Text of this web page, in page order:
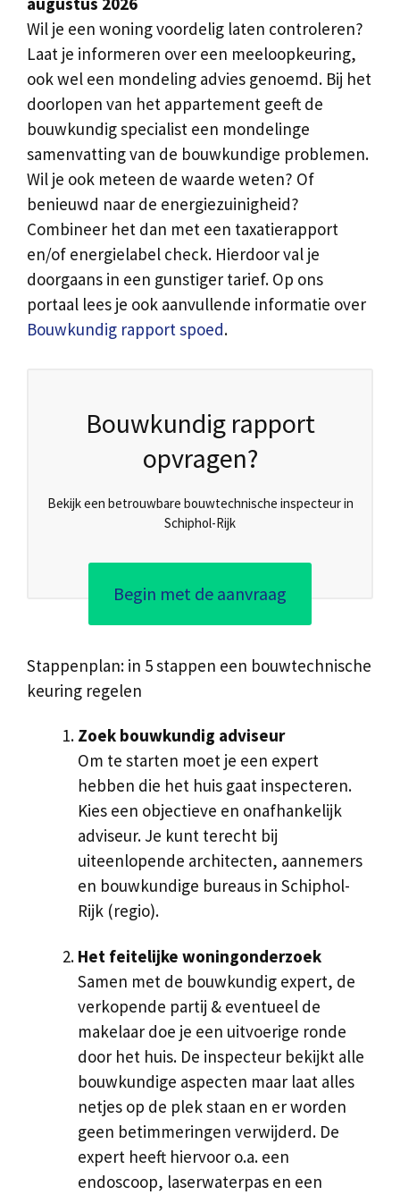
Wil je een woning voordelig laten controleren?
Laat je informeren over een meeloopkeuring,
ook wel een mondeling advies genoemd. Bij het
doorlopen van het appartement geeft de
bouwkundig specialist een mondelinge
samenvatting van de bouwkundige problemen.
Wil je ook meteen de waarde weten? Of
benieuwd naar de energiezuinigheid?
Combineer het dan met een taxatierapport
en/of energielabel check. Hierdoor val je
doorgaans in een gunstiger tarief. Op ons
portaal lees je ook aanvullende informatie over
Bouwkundig rapport spoed.
Bouwkundig rapport
opvragen?
Bekijk een betrouwbare bouwtechnische inspecteur in
Schiphol-Rijk
Begin met de aanvraag
Stappenplan: in 5 stappen een bouwtechnische
keuring regelen
Zoek bouwkundig adviseur
Om te starten moet je een expert
hebben die het huis gaat inspecteren.
Kies een objectieve en onafhankelijk
adviseur. Je kunt terecht bij
uiteenlopende architecten, aannemers
en bouwkundige bureaus in Schiphol-
Rijk (regio).
Het feitelijke woningonderzoek
Samen met de bouwkundig expert, de
verkopende partij & eventueel de
makelaar doe je een uitvoerige ronde
door het huis. De inspecteur bekijkt alle
bouwkundige aspecten maar laat alles
netjes op de plek staan en er worden
geen betimmeringen verwijderd. De
expert heeft hiervoor o.a. een
endoscoop, laserwaterpas en een